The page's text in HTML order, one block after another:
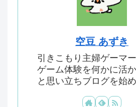
空豆 あずき
引きこもり主婦ゲーマー
ゲーム体験を何かに活
と思い立ちブログを始め